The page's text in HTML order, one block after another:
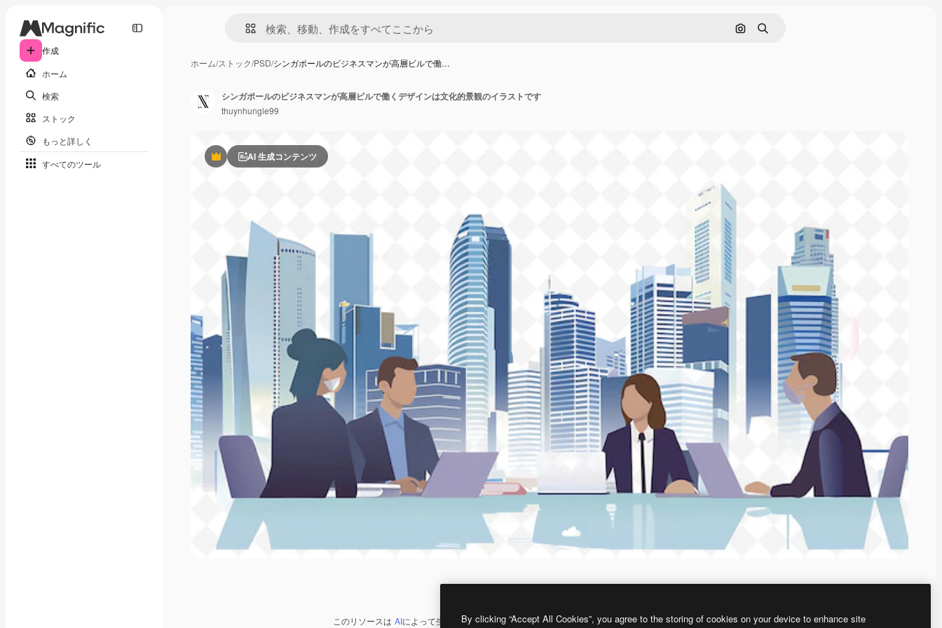
作成
ホーム
検索
ストック
もっと詳しく
すべてのツール
画像で検索
検索
ホーム/ストック/PSD/シンガポールのビジネスマンが高層ビルで働…
PremiumAI 生成コンテンツ
このリソースは AIによって生成されたものです。 AI画像生成ツールを使うと、あなた独自の画像を作成できます。
シンガポールのビジネスマンが高層ビルで働くデザインは文化的景観のイラストです
thuynhungle99
By clicking “Accept All Cookies”, you agree to the storing of cookies on your device to enhance site